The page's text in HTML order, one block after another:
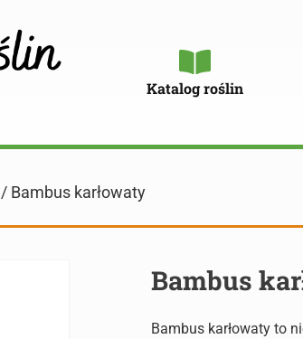
Katalog roślin
/ Bambus karłowaty
Bambus
Bambus karłowaty to